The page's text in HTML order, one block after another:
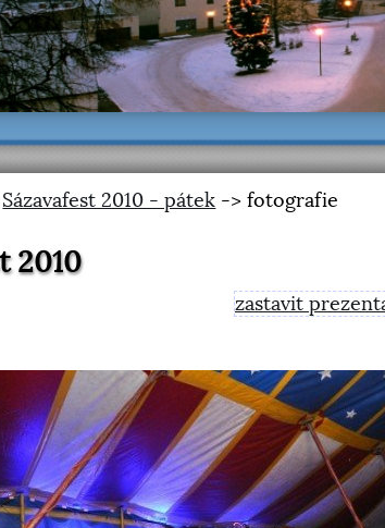
Sázavafest 2010 - pátek -> fotografie
2010
zastavit